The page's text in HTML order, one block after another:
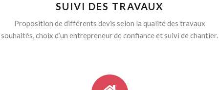
SUIVI DES TRAVAUX
Proposition de différents devis selon la qualité des travaux
souhaités, choix d’un entrepreneur de confiance et suivi de chantier.